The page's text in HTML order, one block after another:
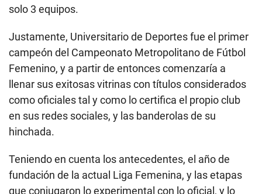
solo 3 equipos.
Justamente, Universitario de Deportes fue el primer
campeón del Campeonato Metropolitano de Fútbol
Femenino, y a partir de entonces comenzaría a
llenar sus exitosas vitrinas con títulos considerados
como oficiales tal y como lo certifica el propio club
en sus redes sociales, y las banderolas de su
hinchada.
Teniendo en cuenta los antecedentes, el año de
fundación de la actual Liga Femenina, y las etapas
que conjugaron lo experimental con lo oficial, y lo